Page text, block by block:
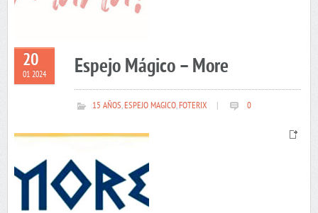
20
01 2024 Espejo Mágico – More
15 AÑOS,ESPEJO MAGICO,FOTERIX 0